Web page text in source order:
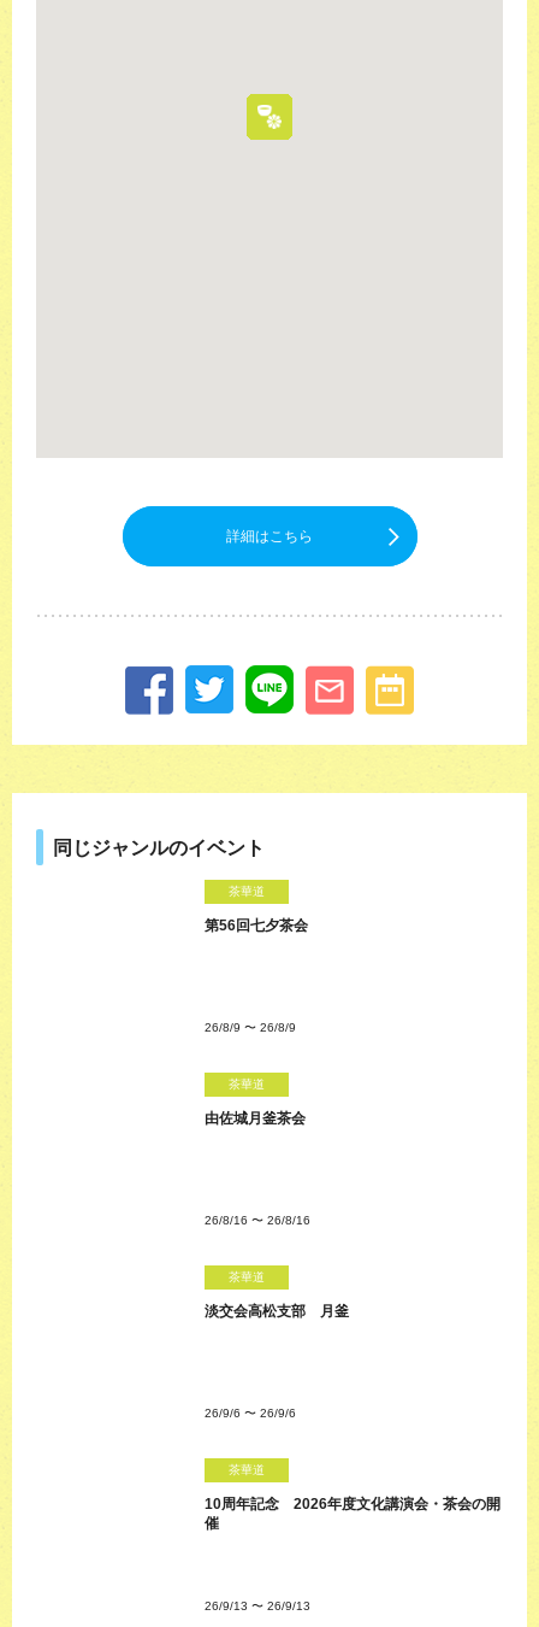
詳細はこちら
同じジャンルのイベント
茶華道
第56回七夕茶会
26/8/9 〜 26/8/9
茶華道
由佐城月釜茶会
26/8/16 〜 26/8/16
茶華道
淡交会高松支部 月釜
26/9/6 〜 26/9/6
茶華道
10周年記念 2026年度文化講演会・茶会の開
催
26/9/13 〜 26/9/13